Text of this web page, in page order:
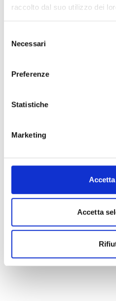
raccolto dal suo utilizzo dei
delNecessari
Preferenze
Statistiche
Marketing
Accetta